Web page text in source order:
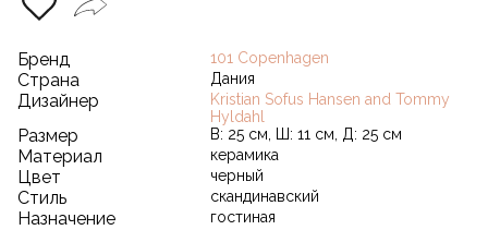
Бренд 101 Copenhagen
Страна Дания
Дизайнер
Kristian Sofus Hansen and Tommy
Hyldahl
Размер В: 25 см, Ш: 11 см, Д: 25 см
Материал керамика
Цвет черный
Стиль скандинавский
Назначение гостиная